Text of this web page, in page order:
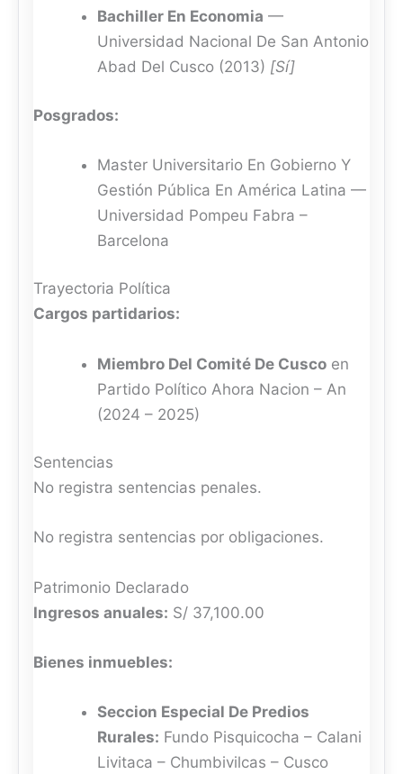
Bachiller En Economia —
Universidad Nacional De San Antonio
Abad Del Cusco (2013) [Sí]
Posgrados:
Master Universitario En Gobierno Y
Gestión Pública En América Latina —
Universidad Pompeu Fabra –
Barcelona
Trayectoria Política
Cargos partidarios:
Miembro Del Comité De Cusco en
Partido Político Ahora Nacion – An
(2024 – 2025)
Sentencias
No registra sentencias penales.
No registra sentencias por obligaciones.
Patrimonio Declarado
Ingresos anuales: S/ 37,100.00
Bienes inmuebles:
Seccion Especial De Predios
Rurales: Fundo Pisquicocha – Calani
Livitaca – Chumbivilcas – Cusco